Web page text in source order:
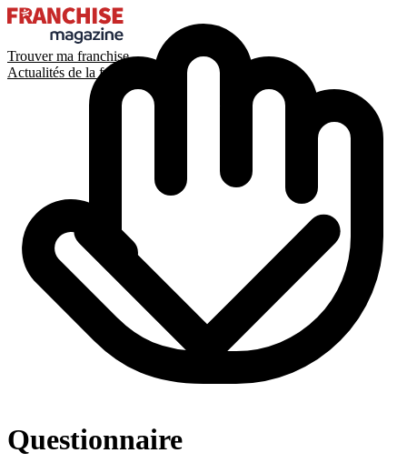
Trouver ma franchise
Actualités de la franchise
Questionnaire